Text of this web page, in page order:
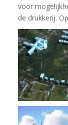
voor
de drukkerij.